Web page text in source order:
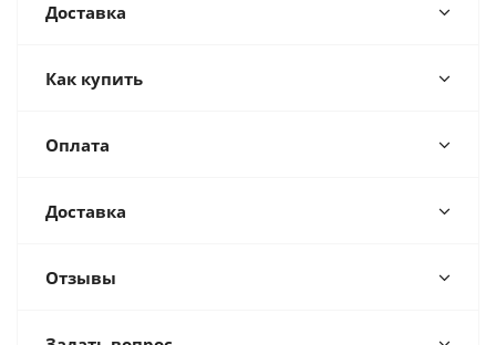
Доставка
Как купить
Оплата
Доставка
Отзывы